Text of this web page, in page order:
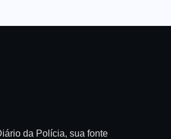
da Polícia, sua fonte